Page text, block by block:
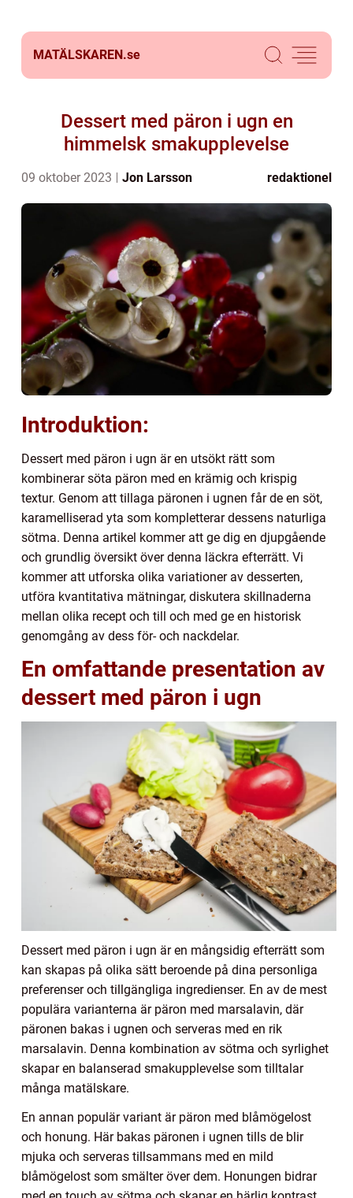
MATÄLSKAREN.se
Dessert med päron i ugn en
himmelsk smakupplevelse
09 oktober 2023 Jon Larsson redaktionel
Introduktion:
Dessert med päron i ugn är en utsökt rätt som
kombinerar söta päron med en krämig och krispig
textur. Genom att tillaga päronen i ugnen får de en söt,
karamelliserad yta som kompletterar dessens naturliga
sötma. Denna artikel kommer att ge dig en djupgående
och grundlig översikt över denna läckra efterrätt. Vi
kommer att utforska olika variationer av desserten,
utföra kvantitativa mätningar, diskutera skillnaderna
mellan olika recept och till och med ge en historisk
genomgång av dess för- och nackdelar.
En omfattande presentation av
dessert med päron i ugn
Dessert med päron i ugn är en mångsidig efterrätt som
kan skapas på olika sätt beroende på dina personliga
preferenser och tillgängliga ingredienser. En av de mest
populära varianterna är päron med marsalavin, där
päronen bakas i ugnen och serveras med en rik
marsalavin. Denna kombination av sötma och syrlighet
skapar en balanserad smakupplevelse som tilltalar
många matälskare.
En annan populär variant är päron med blåmögelost
och honung. Här bakas päronen i ugnen tills de blir
mjuka och serveras tillsammans med en mild
blåmögelost som smälter över dem. Honungen bidrar